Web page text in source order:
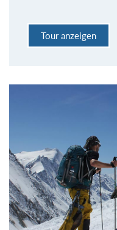
Tour anzeigen